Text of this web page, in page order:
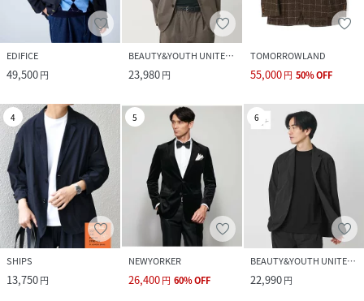
EDIFICE
49,500円
BEAUTY&YOUTH UNITED ARROWS
23,980円
TOMORROWLAND
55,000円 50%OFF
4
SHIPS
13,750円
5
NEWYORKER
26,400円 60%OFF
6
BEAUTY&YOUTH UNITED ARROWS
22,990円